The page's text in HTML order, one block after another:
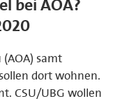
bei AOA?
samt
dort wohnen.
CSU/UBG wollen